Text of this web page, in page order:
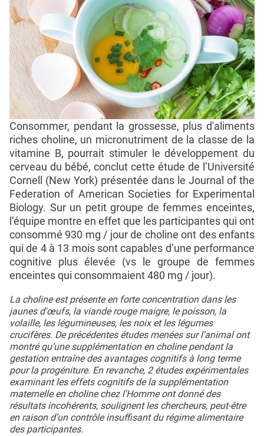
Consommer, pendant la grossesse, plus d'aliments
riches choline, un micronutriment de la classe de la
vitamine B, pourrait stimuler le développement du
cerveau du bébé, conclut cette étude de l’Université
Cornell (New York) présentée dans le Journal of the
Federation of American Societies for Experimental
Biology. Sur un petit groupe de femmes enceintes,
l’équipe montre en effet que les participantes qui ont
consommé 930 mg / jour de choline ont des enfants
qui de 4 à 13 mois sont capables d’une performance
cognitive plus élevée (vs le groupe de femmes
enceintes qui consommaient 480 mg / jour).
La choline est présente en forte concentration dans les
jaunes d'œufs, la viande rouge maigre, le poisson, la
volaille, les légumineuses, les noix et les légumes
crucifères. De précédentes études menées sur l’animal ont
montré qu’une supplémentation en choline pendant la
gestation entraîne des avantages cognitifs à long terme
pour la progéniture. En revanche, 2 études expérimentales
examinant les effets cognitifs de la supplémentation
maternelle en choline chez l'Homme ont donné des
résultats incohérents, soulignent les chercheurs, peut-être
en raison d’un contrôle insuffisant du régime alimentaire
des participantes.